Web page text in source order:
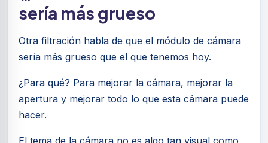
sería más grueso
Otra filtración habla de que el módulo de cámara
sería más grueso que el que tenemos hoy.
¿Para qué? Para mejorar la cámara, mejorar la
apertura y mejorar todo lo que esta cámara puede
hacer.
El tema de la cámara no es algo tan visual como